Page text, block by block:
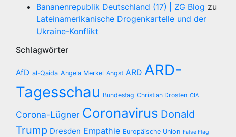
Bananenrepublik Deutschland (17) | ZG Blog zu
Lateinamerikanische Drogenkartelle und der
Ukraine-Konflikt
Schlagwörter
AfD al-Qaida Angela Merkel Angst ARD ARD-
Tagesschau Bundestag Christian Drosten CIA
Corona-Lügner Coronavirus Donald
Trump Dresden Empathie Europäische Union False Flag